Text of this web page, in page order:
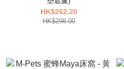
HK$262.20
HK$298.00